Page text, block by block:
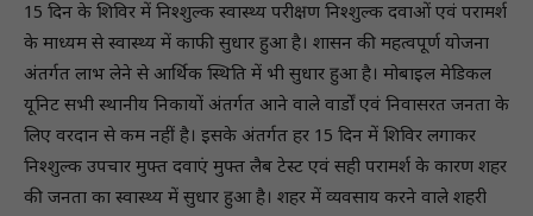
15 दिन के शिविर में निश्शुल्क स्वास्थ्य परीक्षण निश्शुल्क दवाओं एवं परामर्श
के माध्यम से स्वास्थ्य में काफी सुधार हुआ है। शासन की महत्वपूर्ण योजना
अंतर्गत लाभ लेने से आर्थिक स्थिति में भी सुधार हुआ है। मोबाइल मेडिकल
यूनिट सभी स्थानीय निकायों अंतर्गत आने वाले वार्डों एवं निवासरत जनता के
लिए वरदान से कम नहीं है। इसके अंतर्गत हर 15 दिन में शिविर लगाकर
निश्शुल्क उपचार मुफ्त दवाएं मुफ्त लैब टेस्ट एवं सही परामर्श के कारण शहर
की जनता का स्वास्थ्य में सुधार हुआ है। शहर में व्यवसाय करने वाले शहरी